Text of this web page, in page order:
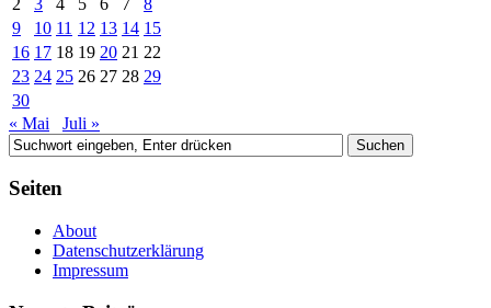
9
10 11 12 13 14 15
16 17 18 19 20 21 22
23 24 25 26 27 28 29
30
« Mai
Juli »
Seiten
About
Datenschutzerklärung
Impressum